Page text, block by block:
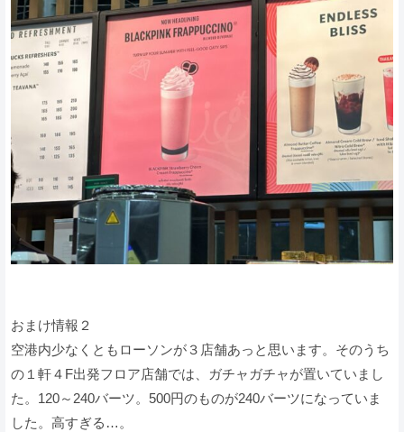
おまけ情報２
空港内少なくともローソンが３店舗あっと思います。そのうち
の１軒４F出発フロア店舗では、ガチャガチャが置いていまし
た。120～240バーツ。500円のものが240バーツになっていま
した。高すぎる…。